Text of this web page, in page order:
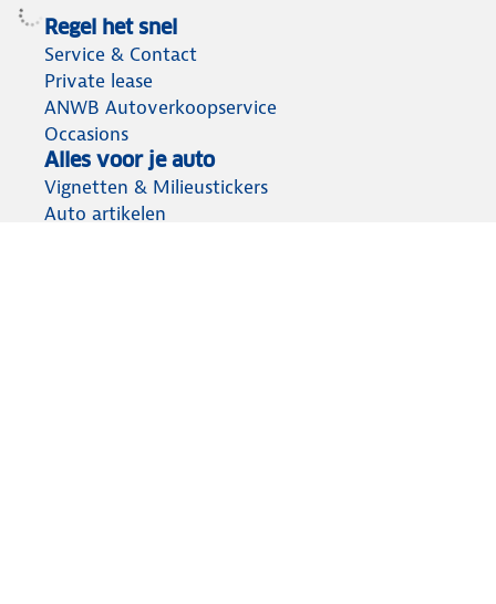
Regel het snel
Service & Contact
Private lease
ANWB Autoverkoopservice
Occasions
Alles voor je auto
Vignetten & Milieustickers
Auto artikelen